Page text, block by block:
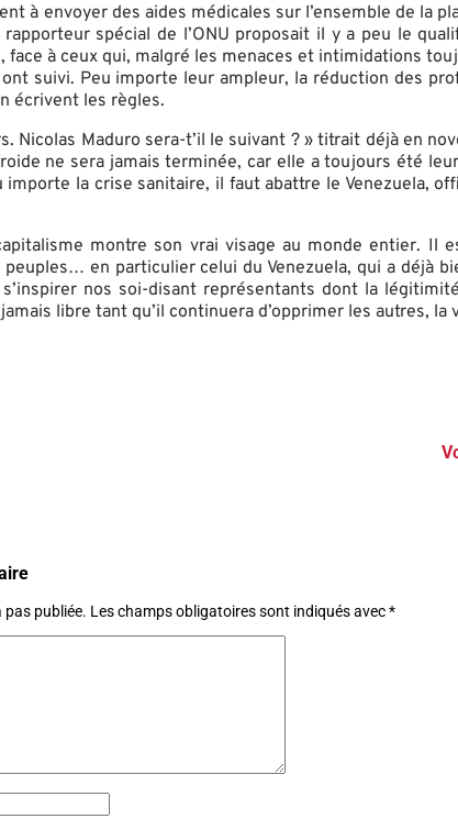
à envoyer des aides médicales sur l’ensemble de
spécial de l’ONU proposait il y a peu le
face à ceux qui, malgré les menaces et intimidations
suivi. Peu importe leur ampleur, la réduction des
écrivent les règles.
Nicolas Maduro sera-t’il le suivant ? » titrait déjà en
ne sera jamais terminée, car elle a toujours été
la crise sanitaire, il faut abattre le Venezuela,
montre son vrai visage au monde entier. Il
peuples… en particulier celui du Venezuela, qui a
nos soi-disant représentants dont la
libre tant qu’il continuera d’opprimer les autres,
pas publiée. Les champs obligatoires sont indiqués avec*